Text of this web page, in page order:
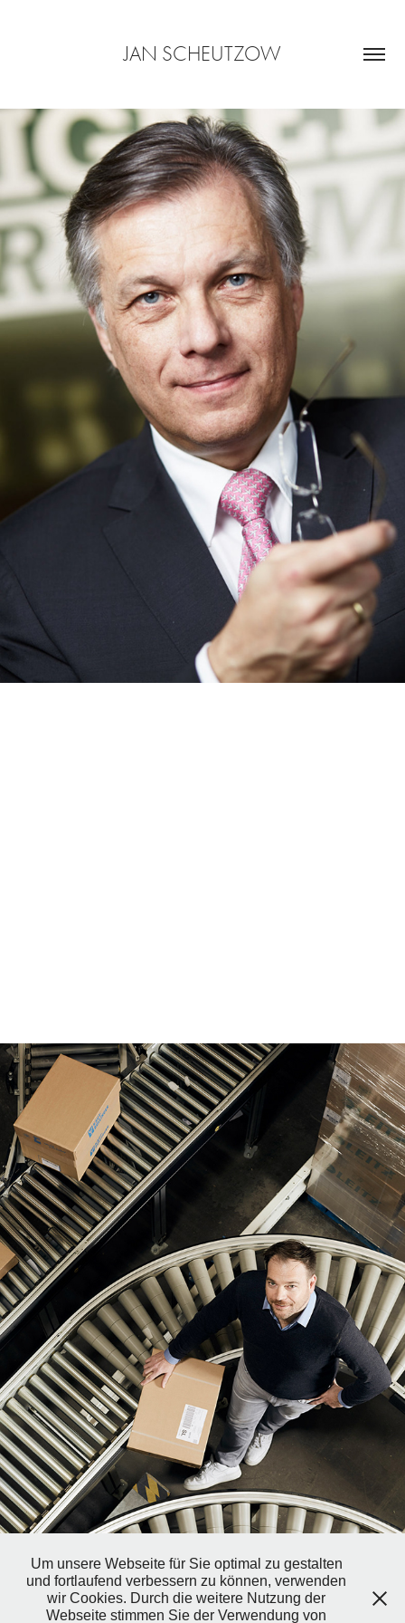
JAN SCHEUTZOW
SEBASTIAN HASSLER - INTERKEP
Um unsere Webseite für Sie optimal zu gestalten
und fortlaufend verbessern zu können, verwenden
wir Cookies. Durch die weitere Nutzung der
Webseite stimmen Sie der Verwendung von